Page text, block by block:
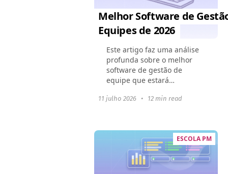
Melhor Software de
Equipes de 2026
Este artigo faz uma análise
profunda sobre o melhor
software de gestão de
equipe que estará
mostra como essas
melhorar a colaboração...
11 julho 2026 • 12 min read
ESCOLA PM